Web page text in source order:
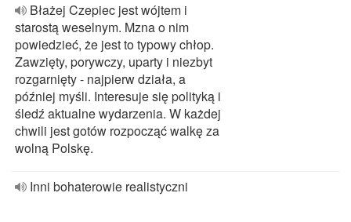
Błażej Czepiec jest wójtem i
starostą weselnym. Mzna o nim
powiedzieć, że jest to typowy chłop.
Zawzięty, porywczy, uparty i niezbyt
rozgarnięty - najpierw działa, a
później myśli. Interesuje się polityką i
śledź aktualne wydarzenia. W każdej
chwili jest gotów rozpocząć walkę za
wolną Polskę.
Inni bohaterowie realistyczni